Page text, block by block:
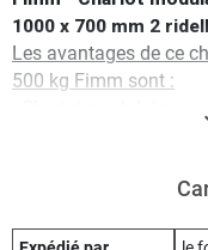
1000 x 700 mm 2
Les avantages de ce
500 kg Fimm sont :
- Chariot modulaire
(suivant modèle) en
- Plateau en bois